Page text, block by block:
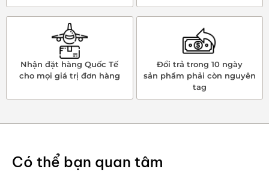
Nhận đặt hàng Quốc Tế
cho mọi giá trị đơn hàng
Đổi trả trong 10 ngày
sản phẩm phải còn nguyên
tag
Có thể bạn quan tâm